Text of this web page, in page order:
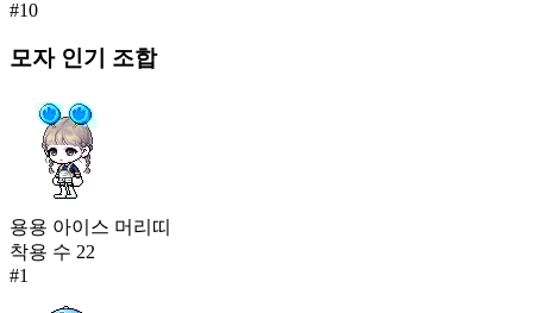
#10
모자인기 조합
용용 아이스 머리띠
착용 수 22
#1